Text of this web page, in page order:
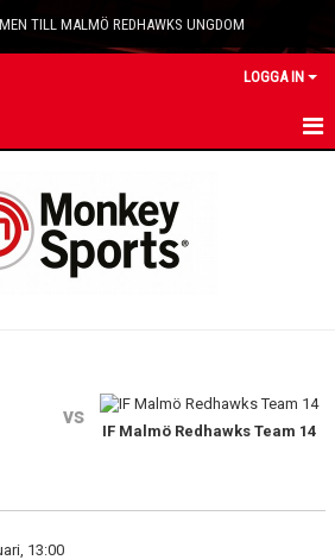
TILL MALMÖ REDHAWKS UNGDOM
LOGGA IN
vs
IF Malmö Redhawks Team 14
13:00